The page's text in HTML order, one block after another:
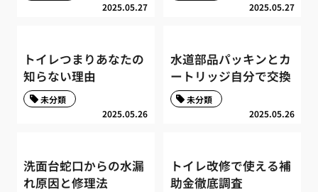
2025.05.27 2025.05.27
トイレつまりあなたの
知らない理由
2025.05.26
未分類
水道部品パッキンとカ
ートリッジ自分で交換
2025.05.26
未分類
洗面台蛇口からの水漏
れ原因と修理法
トイレ改修で使える補
助金徹底調査